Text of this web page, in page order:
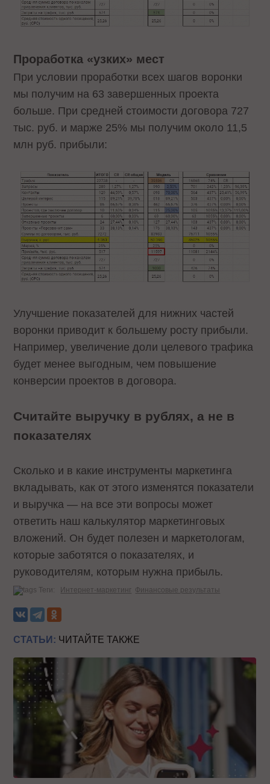
Проработка «узких» мест
При условии проработки всех шагов воронки
мы получим на 63 завершенных проекта
больше. При средней стоимости договора 727
тыс. руб. и марже 25% мы получим около 11,5
млн руб. прибыли:
Улучшение показателей для нижних частей
воронки приводит к большему росту прибыли.
Например, увеличение доли целевого трафика
будет менее выгодным, чем повышение
конверсии проектов в договора.
Считайте выручку в рублях, а не в
показателях
Сколько и в какие инструменты маркетинга
вкладывать, как от этого изменятся показатели
и выручка — на все эти вопросы может
ответить наш калькулятор маркетинговых
вложений. Он будет полезен и маркетологам,
которые заботятся о показателях, и
руководителям, которым нужна прибыль.
Теги: Интернет-маркетинг Финансовые результаты
СТАТЬИ: ЧИТАЙТЕ ТАКЖЕ